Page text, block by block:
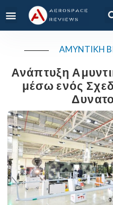
AMYNTIKH
Ανάπτυξη
μέσω ενός